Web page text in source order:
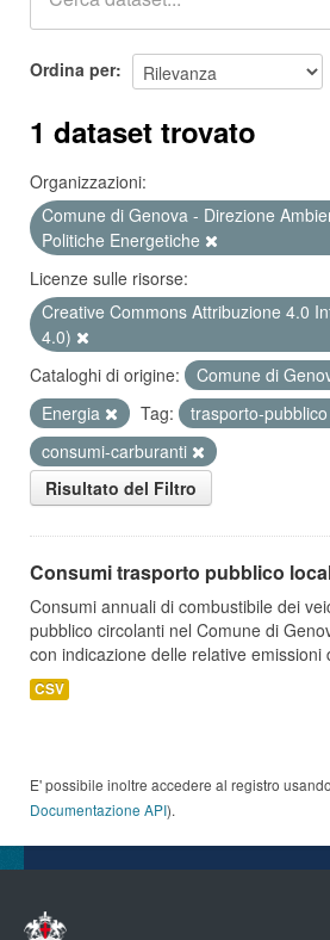
Ordina per
1 dataset trovato
Organizzazioni:
Comune di Genova - Direzione
Politiche Energetiche
Licenze sulle risorse:
Creative Commons Attribuzione 4.0
4.0)
Cataloghi di origine:
Comune di
Energia
Tag:
trasporto-pubblico
consumi-carburanti
Risultato del Filtro
Consumi trasporto pubblico
Consumi annuali di combustibile dei
pubblico circolanti nel Comune di
con indicazione delle relative emissioni
CSV
E' possibile inoltre accedere al registro
Documentazione API).